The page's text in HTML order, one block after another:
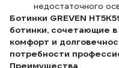
недостаточного
Ботинки GREVEN
ботинки, сочетающие
комфорт и
потребности
Преимущества